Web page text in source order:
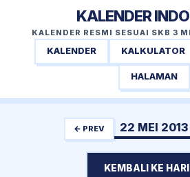
KALENDER
KALENDER RESMI SESUAI SKB 3
KALENDER KALKULATOR
HALAMAN
← PREV 22 MEI 2013
KEMBALI KE HARI